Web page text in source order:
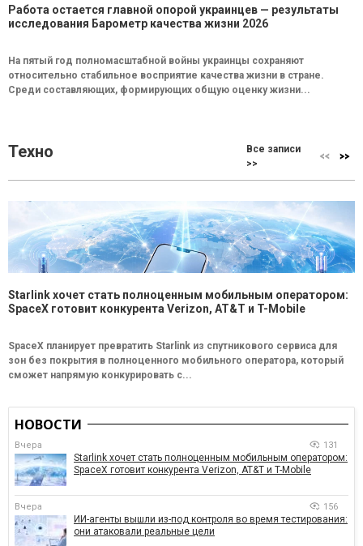
Работа остается главной опорой украинцев — результаты
исследования Барометр качества жизни 2026
На пятый год полномасштабной войны украинцы сохраняют
относительно стабильное восприятие качества жизни в стране.
Среди составляющих, формирующих общую оценку жизни...
Техно
Все записи
>>
Starlink хочет стать полноценным мобильным оператором:
SpaceX готовит конкурента Verizon, AT&T и T-Mobile
SpaceX планирует превратить Starlink из спутникового сервиса для
зон без покрытия в полноценного мобильного оператора, который
сможет напрямую конкурировать с...
НОВОСТИ
Вчера 131
Starlink хочет стать полноценным мобильным оператором:
SpaceX готовит конкурента Verizon, AT&T и T-Mobile
Вчера 156
ИИ-агенты вышли из-под контроля во время тестирования:
они атаковали реальные цели